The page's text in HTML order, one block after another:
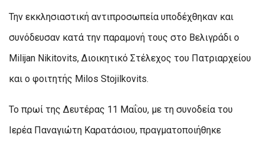
Την εκκλησιαστική αντιπροσωπεία υποδέχθηκαν και
συνόδευσαν κατά την παραμονή τους στο Βελιγράδι ο
Milijan Nikitovits, Διοικητικό Στέλεχος του Πατριαρχείου
και ο φοιτητής Milos Stojilkovits.
Το πρωί της Δευτέρας 11 Μαΐου, με τη συνοδεία του
Ιερέα Παναγιώτη Καρατάσιου, πραγματοποιήθηκε